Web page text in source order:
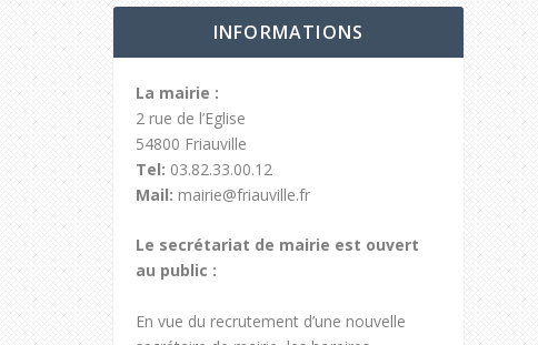
INFORMATIONS
La mairie :
2 rue de l’Eglise
54800 Friauville
Tel: 03.82.33.00.12
Mail: mairie@friauville.fr
Le secrétariat de mairie est ouvert
au public :
En vue du recrutement d’une nouvelle